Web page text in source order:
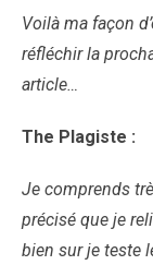
Voilà ma façon
réfléchir la
article…
The Plagiste :
Je comprends
précisé que je
bien sur je teste